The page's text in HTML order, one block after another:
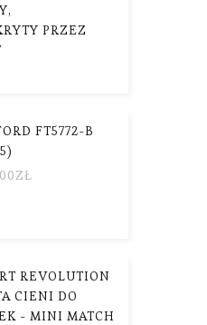
PRZEZ
FT5772-B
ZŁ
REVOLUTION
CIENI DO
- MINI MATCH